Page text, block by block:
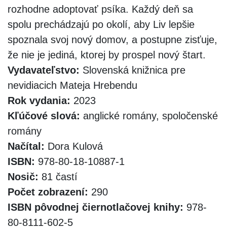
rozhodne adoptovať psíka. Každý deň sa
spolu prechádzajú po okolí, aby Liv lepšie
spoznala svoj nový domov, a postupne zisťuje,
že nie je jediná, ktorej by prospel nový štart.
Vydavateľstvo: Slovenská knižnica pre
nevidiacich Mateja Hrebendu
Rok vydania: 2023
Kľúčové slová: anglické romány, spoločenské
romány
Načítal: Dora Kulová
ISBN: 978-80-18-10887-1
Nosič: 81 častí
Počet zobrazení: 290
ISBN pôvodnej čiernotlačovej knihy: 978-
80-8111-602-5